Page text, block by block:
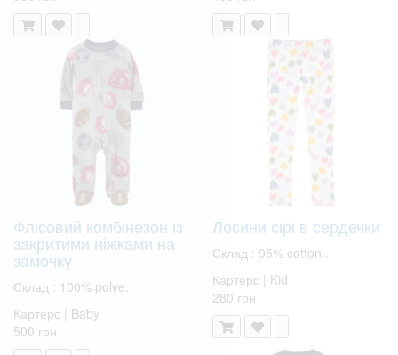
Флісовий комбінезон із
закритими ніжками на
замочку
Склад : 100% polye..
Картерс | Baby
500 грн
Лосини сірі в сердечки
Склад : 95% cotton..
Картерс | Kid
280 грн